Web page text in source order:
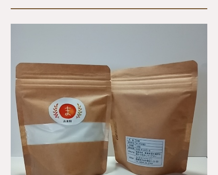
エイカについて
サイトマップ
プライバシーポリシー
ご利用ガイド